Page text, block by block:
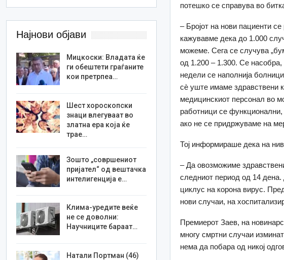
потешко се справува во
– Бројот на нови пациенти
кажувавме дека до 1.000
можеме. Сега се случува
од 1.200 – 1.300. Се
недели се наполнија
сè уште имаме здравствени
медицинскиот персонал во
работници се
ако не се придржуваме на
Тој информираше дека на
– Да овозможиме
следниот период од 14
циклус на корона вирус.
нови случаи, на
Премиерот Заев, на
многу смртни случаи
нема да побара од никој
Најнови објави
Мицкоски: Владата ќе
ги обештети граѓаните
кои претрпеа…
Шест хороскопски
знаци влегуваат во
златна ера која ќе
трае…
Зошто „совршениот
пријател“ од вештачка
интелигенција е…
Клима-уредите веќе
не се доволни:
Научниците бараат…
Натали Портман (46)